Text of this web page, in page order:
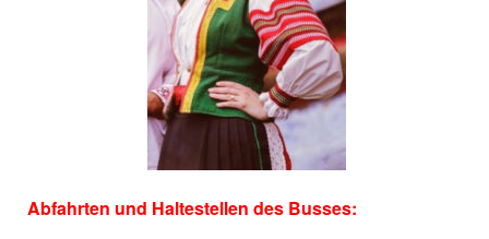
Abfahrten und Haltestellen des Busses: